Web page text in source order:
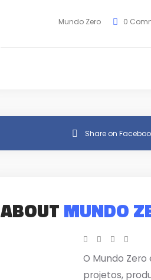
Mundo Zero 0
Share on
ABOUTMUNDO
O Mundo
projetos,